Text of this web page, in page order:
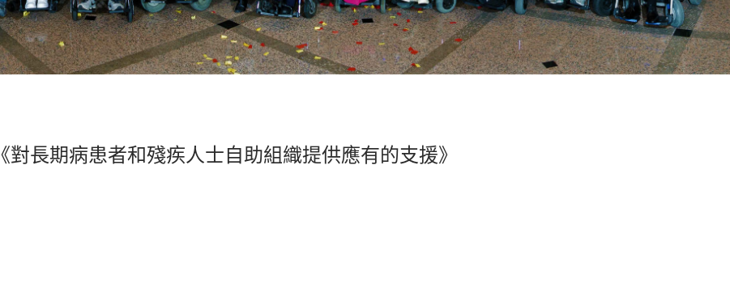
《對長期病患者和殘疾人士自助組織提供應有的支援》